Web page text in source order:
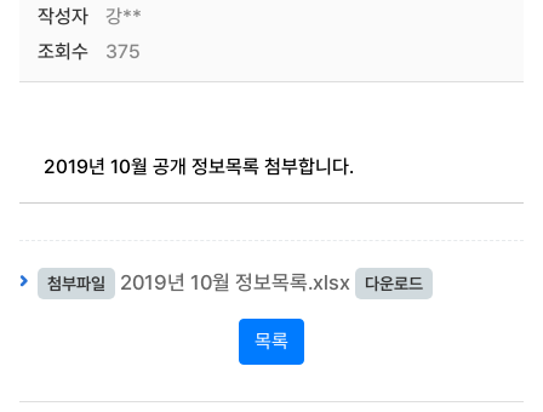
작성자
강**
조회수
375
2019년 10월 공개 정보목록 첨부합니다.
첨부파일 2019년 10월 정보목록.xlsx 다운로드
목록